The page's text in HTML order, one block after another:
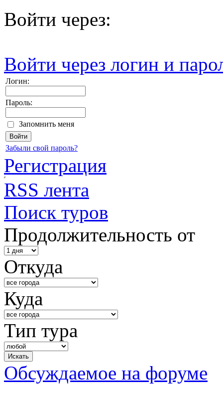
Войти через:
Войти через логин и
Логин:
Пароль:
Запомнить меня
Забыли свой пароль?
Регистрация
RSS лента
Поиск туров
Продолжительность от
Откуда
Куда
Тип тура
Обсуждаемое на форуме